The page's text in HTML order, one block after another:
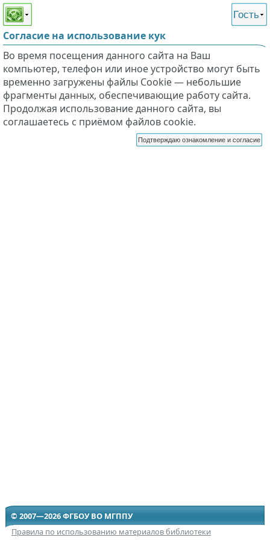
Этот сайт поддерживает
слабовидящих
Гость
Согласие на использование кук
Во время посещения данного сайта на Ваш
компьютер, телефон или иное устройство могут быть
временно загружены файлы Cookie — небольшие
фрагменты данных, обеспечивающие работу сайта.
Продолжая использование данного сайта, вы
соглашаетесь с приёмом файлов cookie.
Подтверждаю ознакомление и согласие
© 2007—2026 ФГБОУ ВО МГППУ
Правила по использованию материалов библиотеки